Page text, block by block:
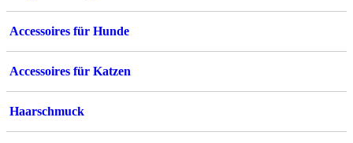
Accessoires für Hunde
Accessoires für Katzen
Haarschmuck